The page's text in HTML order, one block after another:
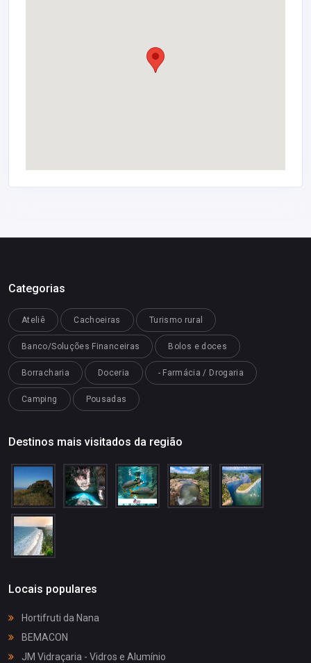
Categorias
Ateliê Cachoeiras Turismo rural
Banco/Soluções Financeiras Bolos e doces
Borracharia Doceria - Farmácia / Drogaria
Camping Pousadas
Destinos mais visitados da região
Locais populares
Hortifruti da Nana
BEMACON
JM Vidraçaria - Vidros e Alumínio